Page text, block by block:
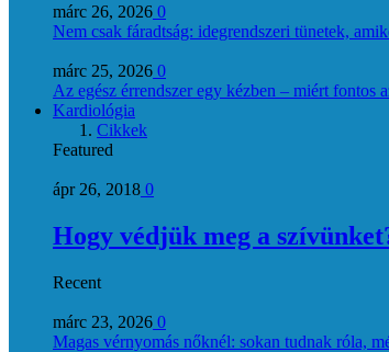
márc 26, 2026 0
Nem csak fáradtság: idegrendszeri tünetek,
márc 25, 2026 0
Az egész érrendszer egy kézben – miért fontos
Kardiológia
Cikkek
Featured
ápr 26, 2018 0
Hogy védjük meg a
Recent
márc 23, 2026 0
Magas vérnyomás nőknél: sokan tudnak róla,